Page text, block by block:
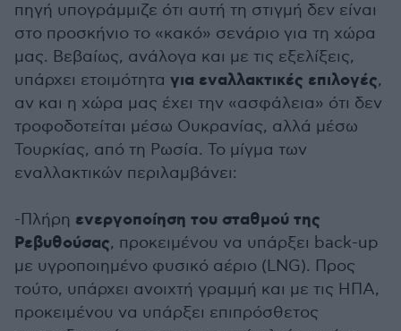
πηγή υπογράμμιζε ότι αυτή τη στιγμή δεν είναι
στο προσκήνιο το «κακό» σενάριο για τη χώρα
μας. Βεβαίως, ανάλογα και με τις εξελίξεις,
υπάρχει ετοιμότητα για εναλλακτικές επιλογές,
αν και η χώρα μας έχει την «ασφάλεια» ότι δεν
τροφοδοτείται μέσω Ουκρανίας, αλλά μέσω
Τουρκίας, από τη Ρωσία. Το μίγμα των
εναλλακτικών περιλαμβάνει:
-Πλήρη ενεργοποίηση του σταθμού της
Ρεβυθούσας, προκειμένου να υπάρξει back-up
με υγροποιημένο φυσικό αέριο (LNG). Προς
τούτο, υπάρχει ανοιχτή γραμμή και με τις ΗΠΑ,
προκειμένου να υπάρξει επιπρόσθετος